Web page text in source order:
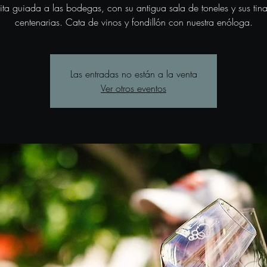
guiada a las bodegas, con su antigua sala de toneles y sus
centenarias. Cata de vinos y fondillón con nuestra enóloga.
Las entradas no están a la venta
Ver otros eventos